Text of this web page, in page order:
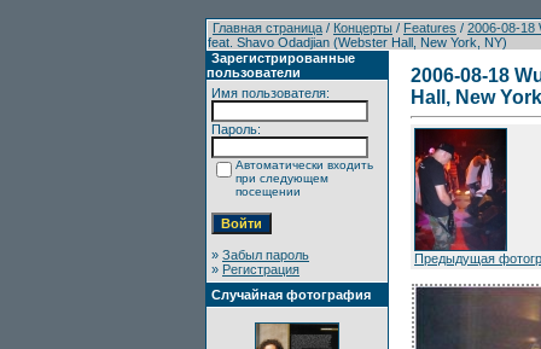
Главная страница / Концерты / Features / 2006-08-18
feat. Shavo Odadjian (Webster Hall, New York, NY)
Зарегистрированные
пользователи
Имя пользователя:
Пароль:
Автоматически входить
при следующем
посещении
» Забыл пароль
» Регистрация
Случайная фотография
2006-08-18
Hall, New
Предыдущая